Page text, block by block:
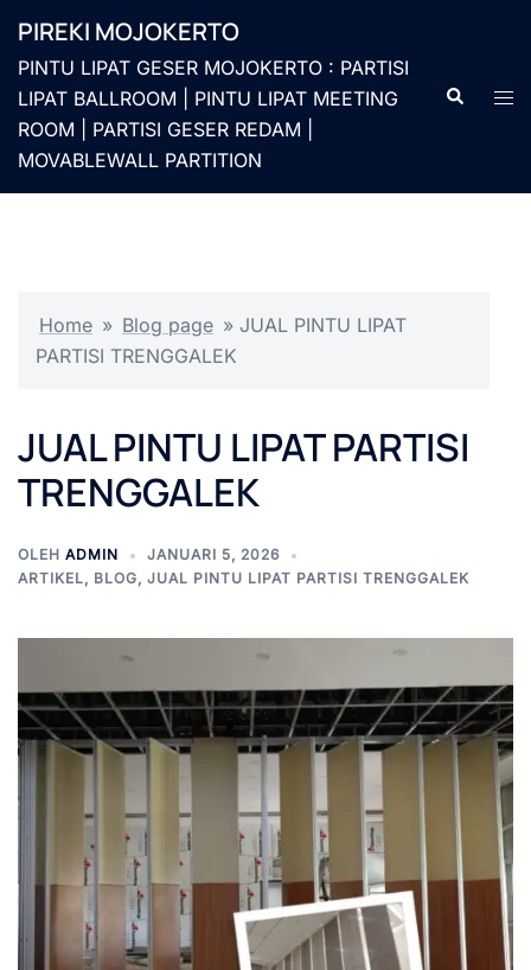
kePIREKI MOJOKERTO
PINTU LIPAT GESER MOJOKERTO : PARTISI
LIPAT BALLROOM | PINTU LIPAT MEETING
ROOM | PARTISI GESER REDAM |
MOVABLEWALL PARTITION
Cari
Home » Blog page » JUAL PINTU LIPAT
PARTISI TRENGGALEK
JUAL PINTU LIPAT PARTISI
TRENGGALEK
OLEH ADMIN
JANUARI 5, 2026
ARTIKEL, BLOG, JUAL PINTU LIPAT PARTISI TRENGGALEK